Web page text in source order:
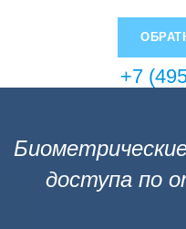
+7
доступа по